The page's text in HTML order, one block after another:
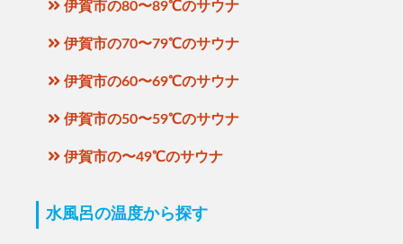
伊賀市の80〜89℃のサウナ
伊賀市の70〜79℃のサウナ
伊賀市の60〜69℃のサウナ
伊賀市の50〜59℃のサウナ
伊賀市の〜49℃のサウナ
水風呂の温度から探す